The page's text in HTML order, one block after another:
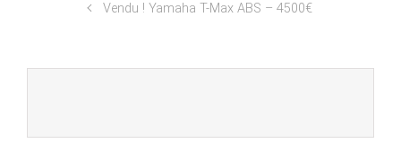
Vendu ! Yamaha T-Max ABS – 4500€